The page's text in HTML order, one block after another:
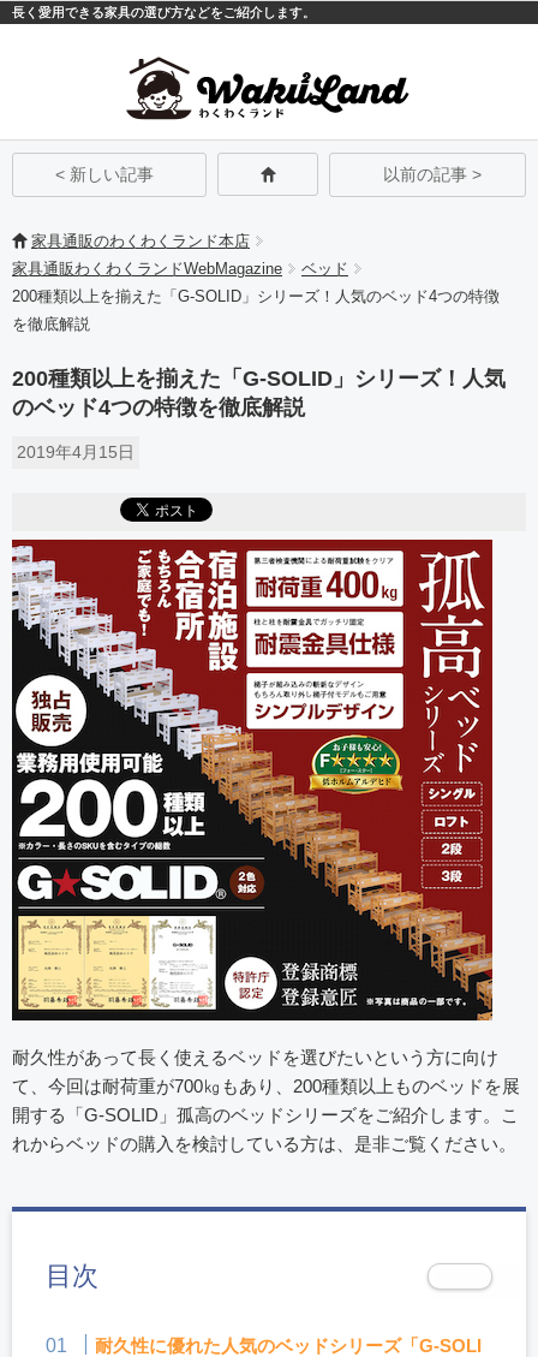
長く愛用できる家具の選び方などをご紹介します。
< 新しい記事 以前の記事 >
家具通販のわくわくランド本店
家具通販わくわくランドWebMagazine
ベッド
200種類以上を揃えた「G-SOLID」シリーズ！人気のベッド4つの特徴
を徹底解説
200種類以上を揃えた「G-SOLID」シリーズ！人気
のベッド4つの特徴を徹底解説
2019年4月15日
耐久性があって長く使えるベッドを選びたいという方に向け
て、今回は耐荷重が700㎏もあり、200種類以上ものベッドを展
開する「G-SOLID」孤高のベッドシリーズをご紹介します。こ
れからベッドの購入を検討している方は、是非ご覧ください。
目次
耐久性に優れた人気のベッドシリーズ「G-SOLI
モバイルPC